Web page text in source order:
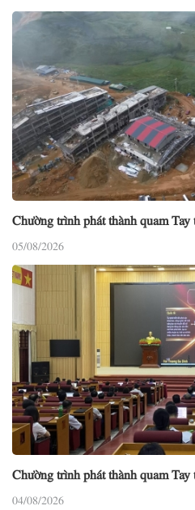
Chường trình phát thành quam
05/08/2026
Chường trình phát thành quam
04/08/2026